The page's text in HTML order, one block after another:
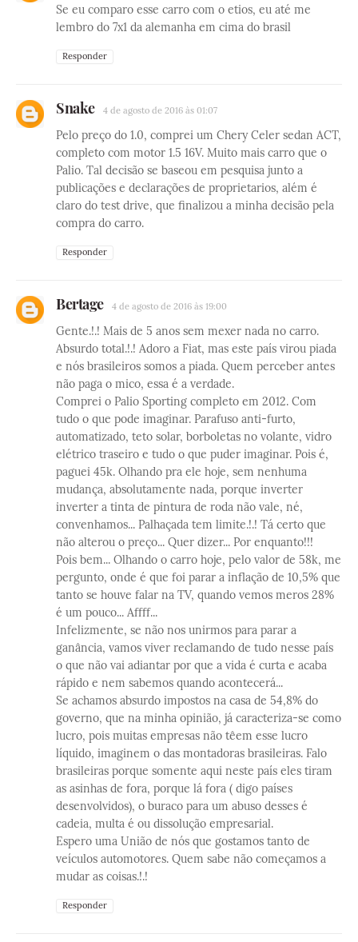
Se eu comparo esse carro com o etios, eu até me
lembro do 7x1 da alemanha em cima do brasil
Responder
Snake 4 de agosto de 2016 às 01:07
Pelo preço do 1.0, comprei um Chery Celer sedan ACT,
completo com motor 1.5 16V. Muito mais carro que o
Palio. Tal decisão se baseou em pesquisa junto a
publicações e declarações de proprietarios, além é
claro do test drive, que finalizou a minha decisão pela
compra do carro.
Responder
Bertage 4 de agosto de 2016 às 19:00
Gente.!.! Mais de 5 anos sem mexer nada no carro.
Absurdo total.!.! Adoro a Fiat, mas este país virou piada
e nós brasileiros somos a piada. Quem perceber antes
não paga o mico, essa é a verdade.
Comprei o Palio Sporting completo em 2012. Com
tudo o que pode imaginar. Parafuso anti-furto,
automatizado, teto solar, borboletas no volante, vidro
elétrico traseiro e tudo o que puder imaginar. Pois é,
paguei 45k. Olhando pra ele hoje, sem nenhuma
mudança, absolutamente nada, porque inverter
inverter a tinta de pintura de roda não vale, né,
convenhamos... Palhaçada tem limite.!.! Tá certo que
não alterou o preço... Quer dizer... Por enquanto!!!
Pois bem... Olhando o carro hoje, pelo valor de 58k, me
pergunto, onde é que foi parar a inflação de 10,5% que
tanto se houve falar na TV, quando vemos meros 28%
é um pouco... Affff...
Infelizmente, se não nos unirmos para parar a
ganância, vamos viver reclamando de tudo nesse país
o que não vai adiantar por que a vida é curta e acaba
rápido e nem sabemos quando acontecerá...
Se achamos absurdo impostos na casa de 54,8% do
governo, que na minha opinião, já caracteriza-se como
lucro, pois muitas empresas não têem esse lucro
líquido, imaginem o das montadoras brasileiras. Falo
brasileiras porque somente aqui neste país eles tiram
as asinhas de fora, porque lá fora ( digo países
desenvolvidos), o buraco para um abuso desses é
cadeia, multa é ou dissolução empresarial.
Espero uma União de nós que gostamos tanto de
veículos automotores. Quem sabe não começamos a
mudar as coisas.!.!
Responder